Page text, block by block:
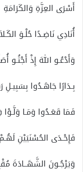
أَسْرَى العِزَّةِ وَالكَرَامَةِ
أُنَادِي نَاضِـدًا حُلْـوَ
وَأَدْعُـو اللهَ إِذْ أَجْثُـو
بِـدَارًا جَاهَـدُوا بِسَبِيـلِ
فَمَا قَعَـدُوا وَمَـا
فَإِحْـدَى الحُسْنَيَيْنِ
وَيَرْجُـونَ الشَّهَــادَةَ